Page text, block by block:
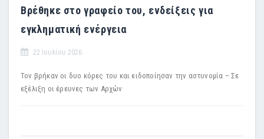
Βρέθηκε στο γραφείο του, ενδείξεις για
εγκληματική ενέργεια
22 Ιουλίου 2026
Τον βρήκαν οι δυο κόρες του και ειδοποίησαν την αστυνομία – Σε
εξέλιξη οι έρευνες των Αρχών